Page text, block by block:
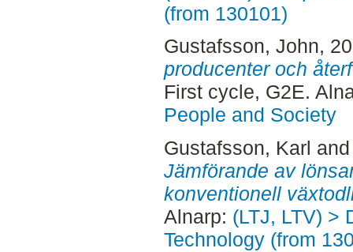
(from 130101)
Gustafsson, John,
producenter och
First cycle, G2E.
People and Society
Gustafsson, Karl
Jämförande av
konventionell
Alnarp: (LTJ, LTV) >
Technology (from